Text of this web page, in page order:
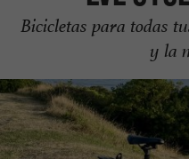
Bicicletas para todas
y la